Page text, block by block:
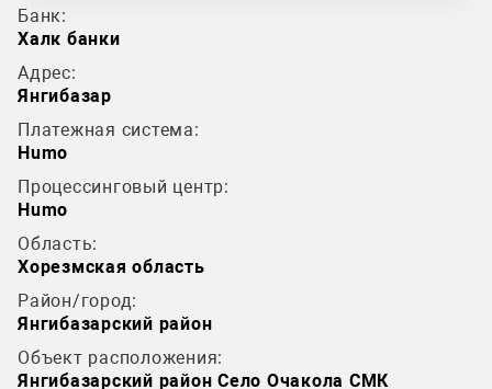
Банк:
Халк банки
Адрес:
Янгибазар
Платежная система:
Humo
Процессинговый центр:
Humo
Область:
Хорезмская область
Район/город:
Янгибазарский район
Объект расположения:
Янгибазарский район Село Очакола СМК